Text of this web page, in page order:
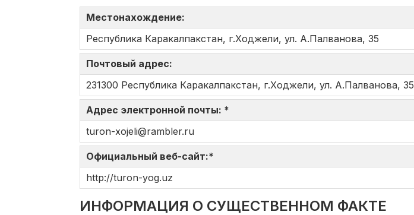
Местонахождение:
Республика Каракалпакстан, г.Ходжели, ул. А.Палванова, 35
Почтовый адрес:
231300 Республика Каракалпакстан, г.Ходжели, ул. А.Палванова, 35
Адрес электронной почты: *
turon-xojeli@rambler.ru
Официальный веб-сайт:*
http://turon-yog.uz
ИНФОРМАЦИЯ О СУЩЕСТВЕННОМ ФАКТЕ